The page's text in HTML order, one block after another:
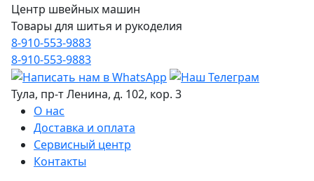
Центр швейных машин
Товары для шитья и рукоделия
8-910-553-9883
8-910-553-9883
Тула, пр-т Ленина, д. 102, кор. 3
О нас
Доставка и оплата
Сервисный центр
Контакты